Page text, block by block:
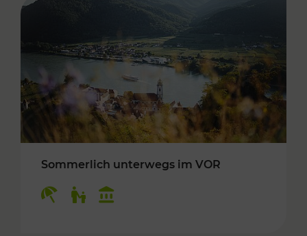
Sommerlich unterwegs im VOR